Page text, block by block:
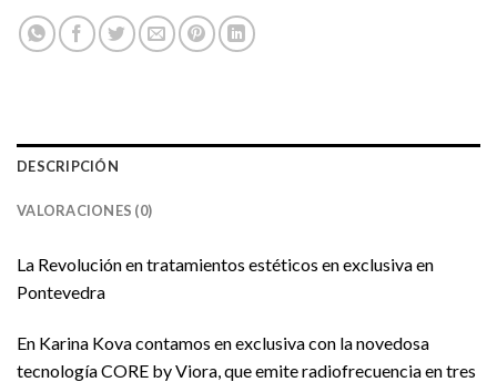
DESCRIPCIÓN
VALORACIONES (0)
La Revolución en tratamientos estéticos en exclusiva en
Pontevedra
En Karina Kova contamos en exclusiva con la novedosa
tecnología CORE by Viora, que emite radiofrecuencia en tres